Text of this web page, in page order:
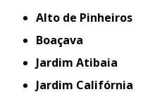
Alto de Pinheiros
Boaçava
Jardim Atibaia
Jardim Califórnia